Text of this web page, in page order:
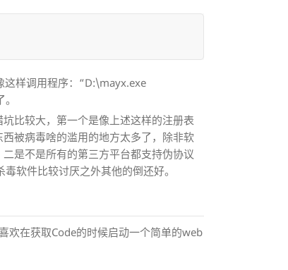
样调用程序：“D:\mayx.exe
比较大，第一个是像上述这样的注册表
被病毒啥的滥用的地方太多了，除非软
是不是所有的第三方平台都支持伪协议
软件比较讨厌之外其他的倒还好。
欢在获取Code的时候启动一个简单的web